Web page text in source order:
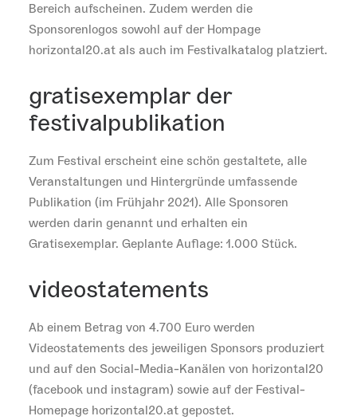
Bereich aufscheinen. Zudem werden die
Sponsorenlogos sowohl auf der Hompage
horizontal20.at als auch im Festivalkatalog platziert.
gratisexemplar der
festivalpublikation
Zum Festival erscheint eine schön gestaltete, alle
Veranstaltungen und Hintergründe umfassende
Publikation (im Frühjahr 2021). Alle Sponsoren
werden darin genannt und erhalten ein
Gratisexemplar. Geplante Auflage: 1.000 Stück.
videostatements
Ab einem Betrag von 4.700 Euro werden
Videostatements des jeweiligen Sponsors produziert
und auf den Social-Media-Kanälen von horizontal20
(facebook und instagram) sowie auf der Festival-
Homepage horizontal20.at gepostet.